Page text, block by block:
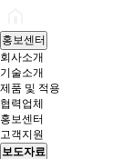
홍보센터
회사소개
기술소개
제품 및 적용
협력업체
홍보센터
고객지원
보도자료